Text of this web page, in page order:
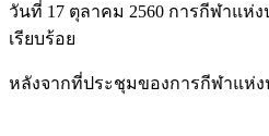
วันที่ 17 ตุลาคม 2560 การกีฬาแห่
เรียบร้อย
หลังจากที่ประชุมของการกีฬาแห่ง